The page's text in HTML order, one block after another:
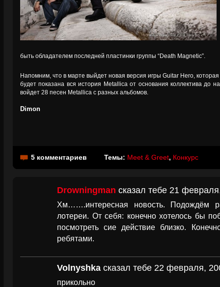
быть обладателем последней пластинки группы “Death Magnetic”.
Напомним, что в марте выйдет новая версия игры Guitar Hero,
будет показана вся история Metallica от основания коллектива до
войдет 28 песен Metallica с разных альбомов.
Dimon
5 комментариев Темы: Meet & Greet, Конкурс
Drowningman сказал тебе 21
Хм…….интересная новость. Подождём
лотереи. От себя: конечно хотелось бы
посмотреть сие действие близко.
ребятами.
Volnyshka сказал тебе 22 февраля,
прикольно